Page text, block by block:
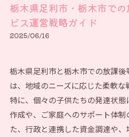
栃木県足利市・栃木市で
ビス運営戦略ガイド
2025/06/16
栃木県足利市と栃木市での放課
は、地域のニーズに応じた柔軟な
特に、個々の子供たちの発達状
作成や、ご家庭へのサポート体制
た、行政と連携した資金調達や